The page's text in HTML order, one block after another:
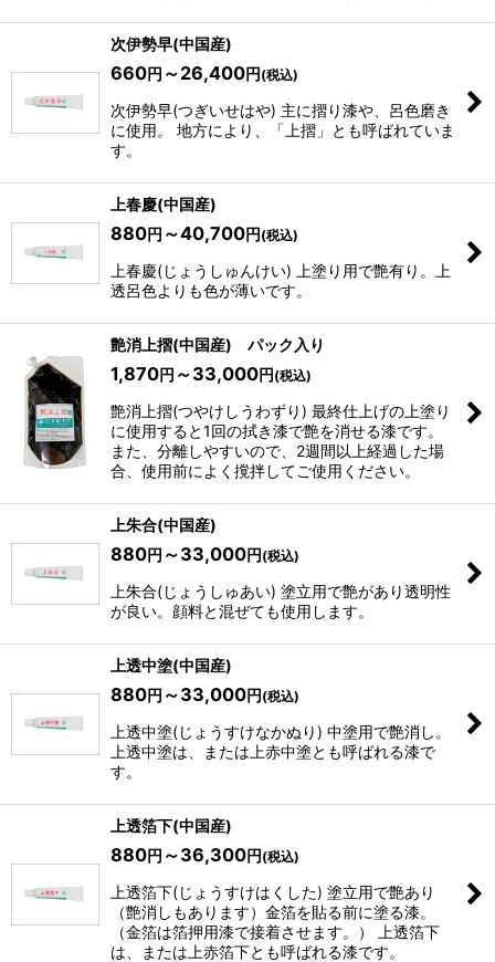
次伊勢早(中国産)
660円 ～26,400円(税込)
次伊勢早(つぎいせはや) 主に摺り漆や、呂色磨き
に使用。 地方により、「上摺」とも呼ばれていま
す。
上春慶(中国産)
880円 ～40,700円(税込)
上春慶(じょうしゅんけい) 上塗り用で艶有り。上
透呂色よりも色が薄いです。
艶消上摺(中国産) パック入り
1,870円 ～33,000円(税込)
艶消上摺(つやけしうわずり) 最終仕上げの上塗り
に使用すると1回の拭き漆で艶を消せる漆です。
また、分離しやすいので、2週間以上経過した場
合、使用前によく撹拌してご使用ください。
上朱合(中国産)
880円 ～33,000円(税込)
上朱合(じょうしゅあい) 塗立用で艶があり透明性
が良い。顔料と混ぜても使用します。
上透中塗(中国産)
880円 ～33,000円(税込)
上透中塗(じょうすけなかぬり) 中塗用で艶消し。
上透中塗は、または上赤中塗とも呼ばれる漆で
す。
上透箔下(中国産)
880円 ～36,300円(税込)
上透箔下(じょうすけはくした) 塗立用で艶あり
（艶消しもあります）金箔を貼る前に塗る漆。
（金箔は箔押用漆で接着させます。） 上透箔下
は、または上赤箔下とも呼ばれる漆です。